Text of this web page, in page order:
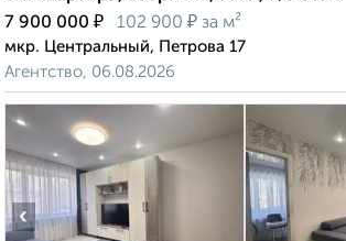
7 900 000 ₽ 102 900 ₽ за м²
мкр. Центральный, Петрова 17
Агентство, 06.08.2026
‹